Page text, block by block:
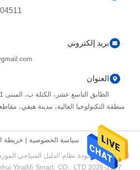
بريد إلكتروني
العنوان
منطقة التكنولوجيا العالية، مدينة هيفي،
سياسة الخصوصية | خريطة
الصين جيدة الجودة نظام الدليل السياحي